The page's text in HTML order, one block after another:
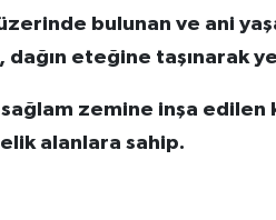
bulunan ve ani
dağın eteğine taşınarak
zemine inşa edilen
alanlara sahip.